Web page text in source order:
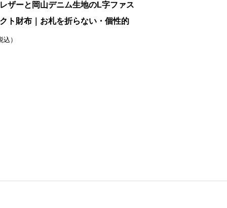
ザーと岡山デニム生地のL字ファス
ト財布｜お札を折らない・個性的
込）